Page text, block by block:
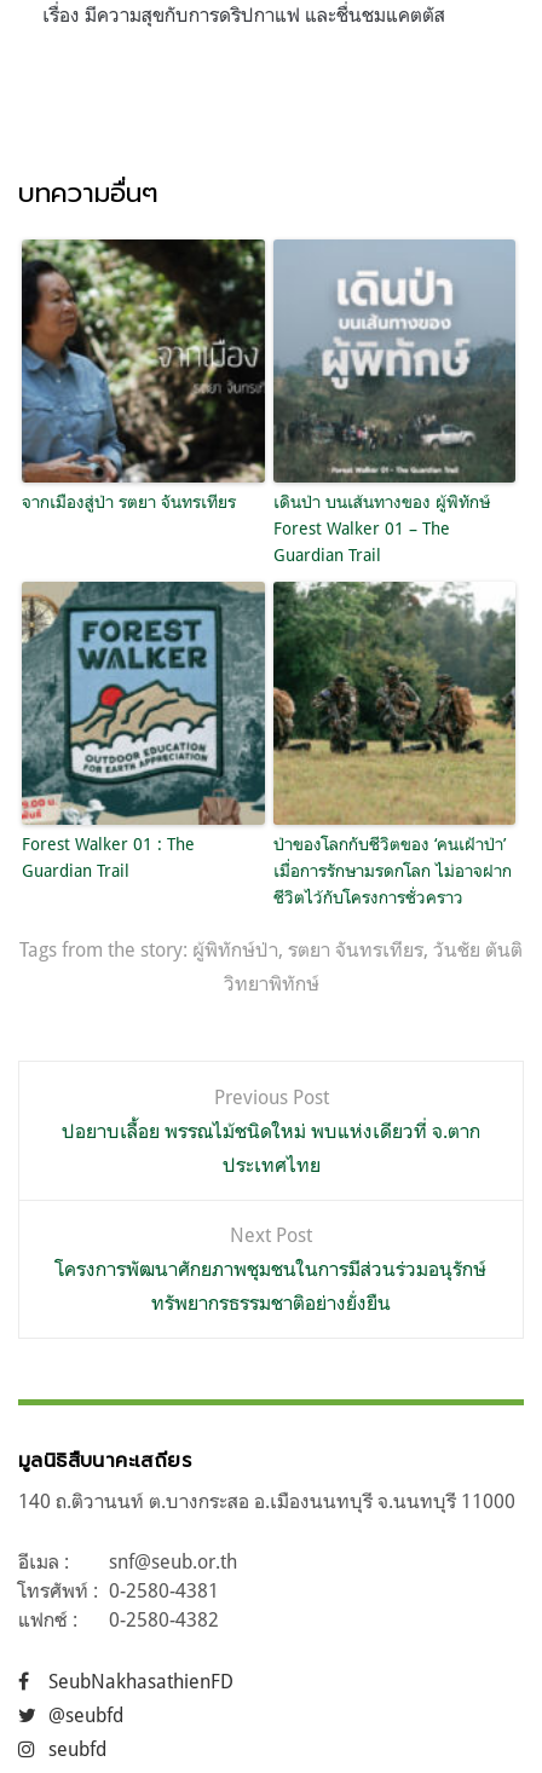
เรื่อง มีความสุขกับการดริปกาแฟ และชื่นชมแคตตัส
บทความอื่นๆ
จากเมืองสู่ป่า รตยา จันทรเทียร
เดินป่า บนเส้นทางของ ผู้พิทักษ์
Forest Walker 01 – The
Guardian Trail
Forest Walker 01 : The
Guardian Trail
ป่าของโลกกับชีวิตของ ‘คนเฝ้าป่า’
เมื่อการรักษามรดกโลก ไม่อาจฝาก
ชีวิตไว้กับโครงการชั่วคราว
Tags from the story: ผู้พิทักษ์ป่า, รตยา จันทรเทียร, วันชัย ตันติ
วิทยาพิทักษ์
เรื่อง
Previous Post
ปอยาบเลื้อย พรรณไม้ชนิดใหม่ พบแห่งเดียวที่ จ.ตาก
ประเทศไทย
Next Post
โครงการพัฒนาศักยภาพชุมชนในการมีส่วนร่วมอนุรักษ์
ทรัพยากรธรรมชาติอย่างยั่งยืน
มูลนิธิสืบนาคะเสถียร
140 ถ.ติวานนท์ ต.บางกระสอ อ.เมืองนนทบุรี จ.นนทบุรี 11000
อีเมล :
snf@seub.or.th
โทรศัพท์ : 0-2580-4381
แฟกซ์ :
0-2580-4382
SeubNakhasathienFD
@seubfd
seubfd